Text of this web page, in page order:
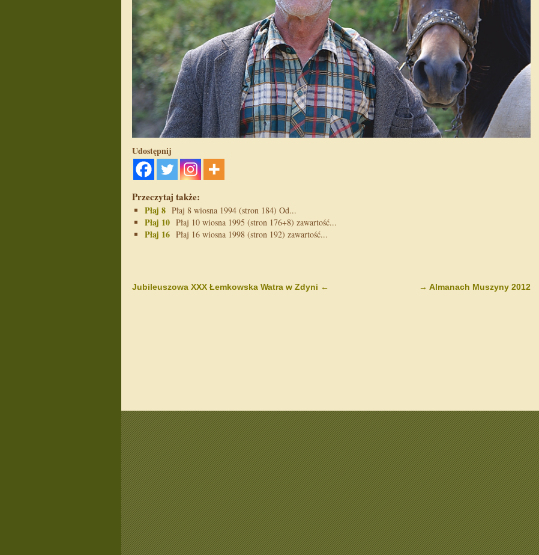
Udostępnij
Przeczytaj także:
Płaj 8 Płaj 8 wiosna 1994 (stron 184) Od...
Płaj 10 Płaj 10 wiosna 1995 (stron 176+8) zawartość...
Płaj 16 Płaj 16 wiosna 1998 (stron 192) zawartość...
→ Almanach Muszyny 2012
Jubileuszowa XXX Łemkowska Watra w Zdyni ←